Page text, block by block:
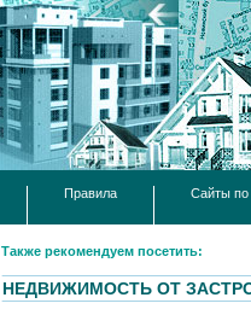
Правила Сайты по
Также рекомендуем посетить:
НЕДВИЖИМОСТЬ ОТ